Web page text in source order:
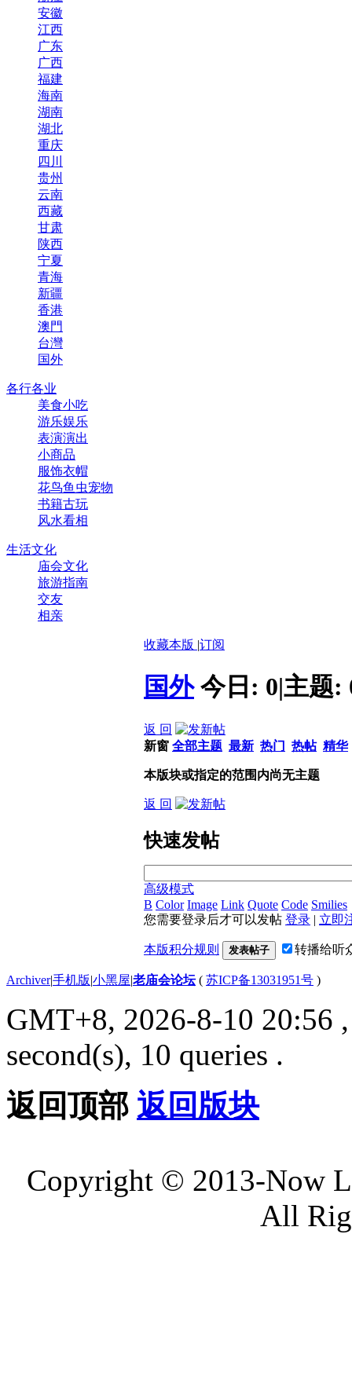
安徽
江西
广东
广西
福建
海南
湖南
湖北
重庆
四川
贵州
云南
西藏
甘肃
陕西
宁夏
青海
新疆
香港
澳門
台灣
国外
各行各业
美食小吃
游乐娱乐
表演演出
小商品
服饰衣帽
花鸟鱼虫宠物
书籍古玩
风水看相
生活文化
庙会文化
旅游指南
交友
相亲
收藏本版 |订阅
国外 今日: 0|主题:
返 回
新窗 全部主题 最新 热门 热帖 精华
本版块或指定的范围内尚无主题
返 回
快速发帖
高级模式
B Color Image Link Quote Code Smilies
您需要登录后才可以发帖 登录 | 立即
本版积分规则 发表帖子 转播给听
Archiver|手机版|小黑屋|老庙会论坛( 苏ICP备13031951号 )
GMT+8, 2026-8-10 20:56
second(s), 10 queries .
返回顶部 返回版块
Copyright © 2013-Now
All